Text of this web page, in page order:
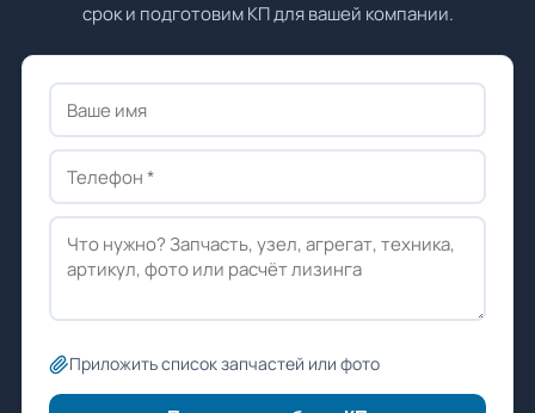
срок и подготовим КП для вашей компании.
Приложить список запчастей или фото